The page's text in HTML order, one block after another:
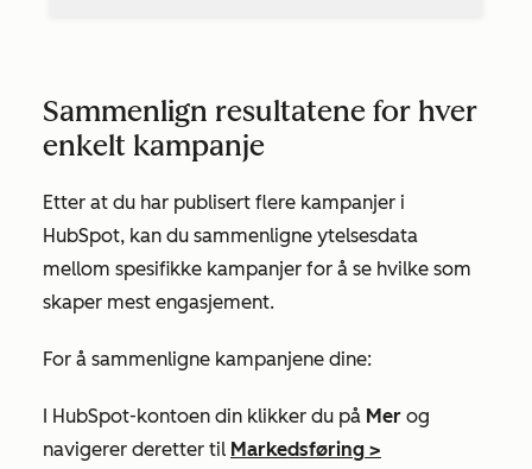
Sammenlign resultatene for hver
enkelt kampanje
Etter at du har publisert flere kampanjer i
HubSpot, kan du sammenligne ytelsesdata
mellom spesifikke kampanjer for å se hvilke som
skaper mest engasjement.
For å sammenligne kampanjene dine:
I HubSpot-kontoen din klikker du på Mer og
navigerer deretter til Markedsføring >